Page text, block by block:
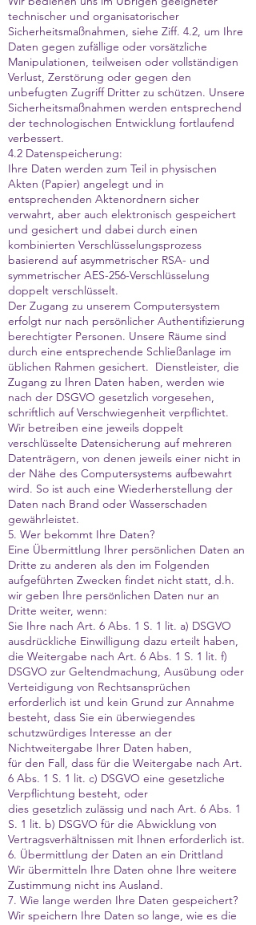
technischer und organisatorischer
Sicherheitsmaßnahmen, siehe Ziff. 4.2, um Ihre
Daten gegen zufällige oder vorsätzliche
Manipulationen, teilweisen oder vollständigen
Verlust, Zerstörung oder gegen den
unbefugten Zugriff Dritter zu schützen. Unsere
Sicherheitsmaßnahmen werden entsprechend
der technologischen Entwicklung fortlaufend
verbessert.
4.2 Datenspeicherung:
Ihre Daten werden zum Teil in physischen
Akten (Papier) angelegt und in
entsprechenden Aktenordnern sicher
verwahrt, aber auch elektronisch gespeichert
und gesichert und dabei durch einen
kombinierten Verschlüsselungsprozess
basierend auf asymmetrischer RSA- und
symmetrischer AES-256-Verschlüsselung
doppelt verschlüsselt.
Der Zugang zu unserem Computersystem
erfolgt nur nach persönlicher Authentifizierung
berechtigter Personen. Unsere Räume sind
durch eine entsprechende Schließanlage im
üblichen Rahmen gesichert. Dienstleister, die
Zugang zu Ihren Daten haben, werden wie
nach der DSGVO gesetzlich vorgesehen,
schriftlich auf Verschwiegenheit verpflichtet.
Wir betreiben eine jeweils doppelt
verschlüsselte Datensicherung auf mehreren
Datenträgern, von denen jeweils einer nicht in
der Nähe des Computersystems aufbewahrt
wird. So ist auch eine Wiederherstellung der
Daten nach Brand oder Wasserschaden
gewährleistet.
5. Wer bekommt Ihre Daten?
Eine Übermittlung Ihrer persönlichen Daten an
Dritte zu anderen als den im Folgenden
aufgeführten Zwecken findet nicht statt, d.h.
wir geben Ihre persönlichen Daten nur an
Dritte weiter, wenn:
Sie Ihre nach Art. 6 Abs. 1 S. 1 lit. a) DSGVO
ausdrückliche Einwilligung dazu erteilt haben,
die Weitergabe nach Art. 6 Abs. 1 S. 1 lit. f)
DSGVO zur Geltendmachung, Ausübung oder
Verteidigung von Rechtsansprüchen
erforderlich ist und kein Grund zur Annahme
besteht, dass Sie ein überwiegendes
schutzwürdiges Interesse an der
Nichtweitergabe Ihrer Daten haben,
für den Fall, dass für die Weitergabe nach Art.
6 Abs. 1 S. 1 lit. c) DSGVO eine gesetzliche
Verpflichtung besteht, oder
dies gesetzlich zulässig und nach Art. 6 Abs. 1
S. 1 lit. b) DSGVO für die Abwicklung von
Vertragsverhältnissen mit Ihnen erforderlich ist.
6. Übermittlung der Daten an ein Drittland
Wir übermitteln Ihre Daten ohne Ihre weitere
Zustimmung nicht ins Ausland.
7. Wie lange werden Ihre Daten gespeichert?
Wir speichern Ihre Daten so lange, wie es die